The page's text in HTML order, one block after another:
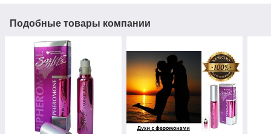
Подобные товары компании